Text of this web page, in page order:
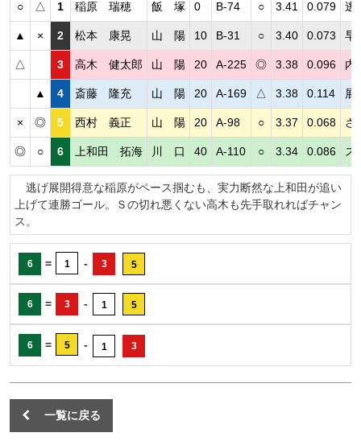
○ △ 1 稲原 瑞穂 飯 塚 0 B-74 ○ 3.41 0.079 逃
▲ × 2 松本 康晃 山 陽 10 B-31 ○ 3.40 0.073 早
△ 3 高木 健太郎 山 陽 20 A-225 ◎ 3.38 0.096 内
▲ 4 斎藤 隆充 山 陽 20 A-169 △ 3.38 0.114 展
× ◎ 5 西村 義正 山 陽 20 A-98 ○ 3.37 0.068 さ
◎ ○ 6 上和田 拓海 川 口 40 A-110 ○ 3.34 0.086 ス
逃げ展開得意な稲原がペース掴むも、実力断然な上和田が追い
上げて連勝ゴール。Ｓの切れ悪くない高木も先手取れればチャン
ス。
6 = 1 - 3 5
6 = 3 - 1 5
6 = 5 - 1 3
一覧に戻る